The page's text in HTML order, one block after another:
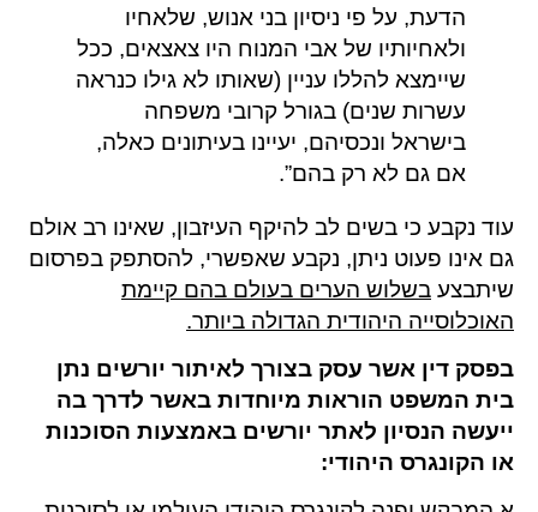
הדעת, על פי ניסיון בני אנוש, שלאחיו
ולאחיותיו של אבי המנוח היו צאצאים, ככל
שיימצא להללו עניין (שאותו לא גילו כנראה
עשרות שנים) בגורל קרובי משפחה
בישראל ונכסיהם, יעיינו בעיתונים כאלה,
אם גם לא רק בהם”.
עוד נקבע כי בשים לב להיקף העיזבון, שאינו רב אולם
גם אינו פעוט ניתן, נקבע שאפשרי, להסתפק בפרסום
שיתבצע בשלוש הערים בעולם בהם קיימת
האוכלוסייה היהודית הגדולה ביותר.
בפסק דין אשר עסק בצורך לאיתור יורשים נתן
בית המשפט הוראות מיוחדות באשר לדרך בה
ייעשה הנסיון לאתר יורשים באמצעות הסוכנות
או הקונגרס היהודי: